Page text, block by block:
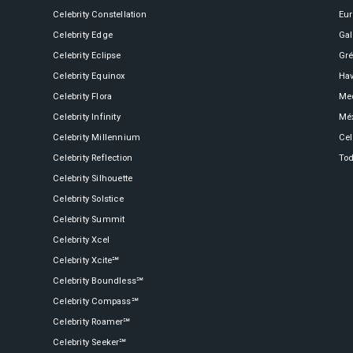
Boundless℠
Compass℠
Constellation®
Eclipse®
Edge®
e Fitness
Retreat
Day at CocoCay
os Destinos
Celebrity Constellation
Celebrity Edge
Celebrity Eclipse
Celebrity Equinox
Celebrity Flora
Celebrity Infinity
Celebrity Millennium
Celebrity Reflection
Celebrity Silhouette
Celebrity Solstice
Celebrity Summit
Celebrity Xcel
Celebrity Xcite℠
Celebrity Boundless℠
Celebrity Compass℠
Celebrity Roamer℠
Celebrity Seeker℠